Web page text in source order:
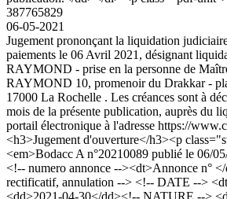
387765829
06-05-2021
Jugement prononçant la liquidation
paiements le 06 Avril 2021, désignant
RAYMOND - prise en la personne de
RAYMOND 10, promenoir du Drakkar -
17000 La Rochelle . Les créances sont à
mois de la présente publication, auprès du
portail électronique à l'adresse https://
<h3>Jugement d'ouverture</h3><p
<em>Bodacc A n°20210089 publié le 06/
<!-- numero annonce --><dt>Annonce n°
rectificatif, annulation --> <!-- DATE -->
<dd>2021-04-30</dd><!-- NATURE -->